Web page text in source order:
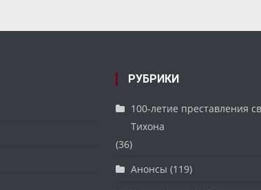
РУБРИКИ
100-летие преставления
Тихона
(36)
Анонсы (119)